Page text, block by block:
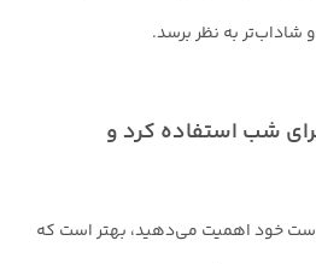
شاداب‌تر به نظر برسد.
شب استفاده کرد و
خود اهمیت می‌دهید، بهتر است که